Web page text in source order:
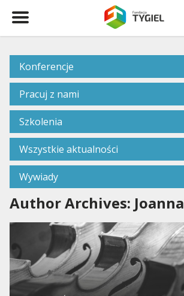
Konferencje
Pracuj z nami
Szkolenia
Wszystkie aktualności
Wywiady
Author Archives: Joanna